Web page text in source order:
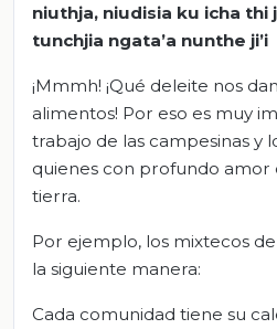
niuthja, niudisia ku icha thi
tunchjia ngata’a nunthe ji’i
¡Mmmh! ¡Qué deleite nos
alimentos! Por eso es muy
trabajo de las campesinas y
quienes con profundo amor
tierra.
Por ejemplo, los mixtecos
la siguiente manera:
Cada comunidad tiene su